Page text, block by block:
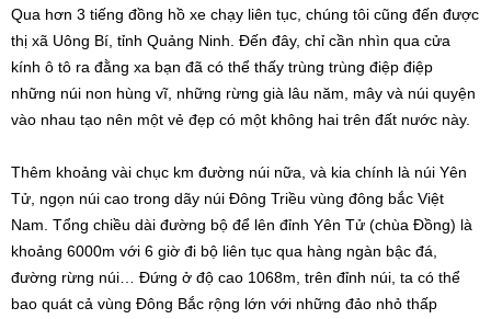
Qua hơn 3 tiếng đồng hồ xe chạy liên tục, chúng tôi cũng đến được
thị xã Uông Bí, tỉnh Quảng Ninh. Đến đây, chỉ cần nhìn qua cửa
kính ô tô ra đằng xa bạn đã có thể thấy trùng trùng điệp điệp
những núi non hùng vĩ, những rừng già lâu năm, mây và núi quyện
vào nhau tạo nên một vẻ đẹp có một không hai trên đất nước này.
Thêm khoảng vài chục km đường núi nữa, và kia chính là núi Yên
Tử, ngọn núi cao trong dãy núi Đông Triều vùng đông bắc Việt
Nam. Tổng chiều dài đường bộ để lên đỉnh Yên Tử (chùa Đồng) là
khoảng 6000m với 6 giờ đi bộ liên tục qua hàng ngàn bậc đá,
đường rừng núi… Đứng ở độ cao 1068m, trên đỉnh núi, ta có thể
bao quát cả vùng Đông Bắc rộng lớn với những đảo nhỏ thấp